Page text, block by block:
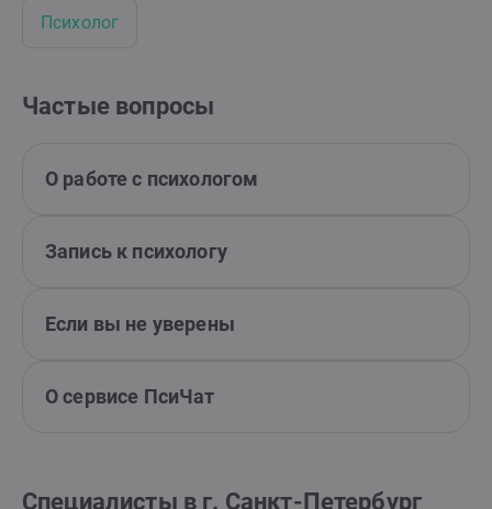
Психолог
Частые вопросы
О работе с психологом
Запись к психологу
Если вы не уверены
О сервисе ПсиЧат
Специалисты в г. Санкт-Петербург